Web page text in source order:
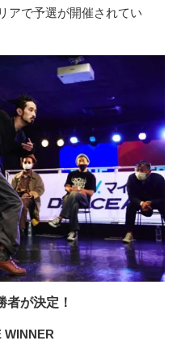
アで予選が開催されてい
者が決定！
WINNER